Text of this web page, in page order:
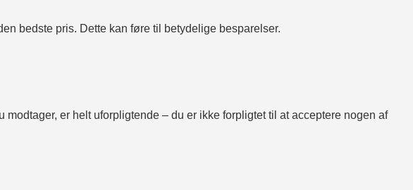
bedste pris. Dette kan føre til betydelige besparelser.
er helt uforpligtende – du er ikke forpligtet til at acceptere nogen af